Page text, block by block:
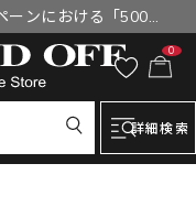
ーンにおける「500円
填について
0
詳細検索